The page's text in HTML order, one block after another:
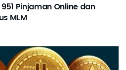
Pinjaman Online dan
MLM